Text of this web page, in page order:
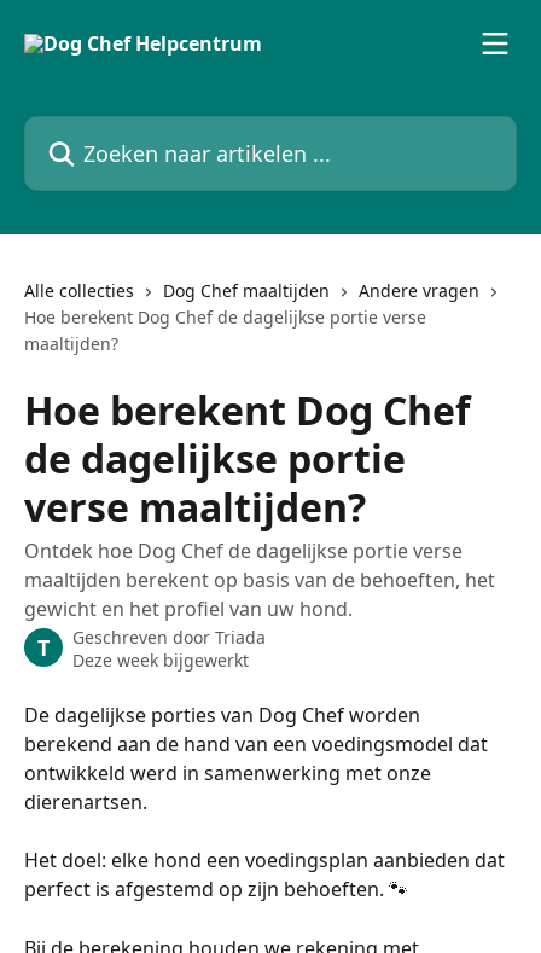
Zoeken naar artikelen ...
Alle collecties Dog Chef maaltijden
Andere vragen
Hoe berekent Dog Chef de dagelijkse portie verse
maaltijden?
Hoe berekent Dog Chef
de dagelijkse portie
verse maaltijden?
Ontdek hoe Dog Chef de dagelijkse portie verse
maaltijden berekent op basis van de behoeften, het
gewicht en het profiel van uw hond.
T Geschreven door Triada
Deze week bijgewerkt
De dagelijkse porties van Dog Chef worden
berekend aan de hand van een voedingsmodel dat
ontwikkeld werd in samenwerking met onze
dierenartsen.
Het doel: elke hond een voedingsplan aanbieden dat
perfect is afgestemd op zijn behoeften. 🐾